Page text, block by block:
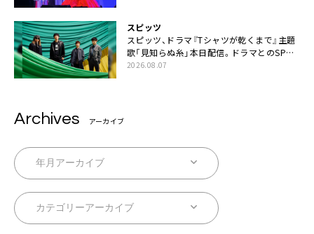
スピッツ
スピッツ、ドラマ『Tシャツが乾くまで』主題
歌「見知らぬ糸」本日配信。ドラマとのSPコ
ラボムービー公開も
2026.08.07
Archives アーカイブ